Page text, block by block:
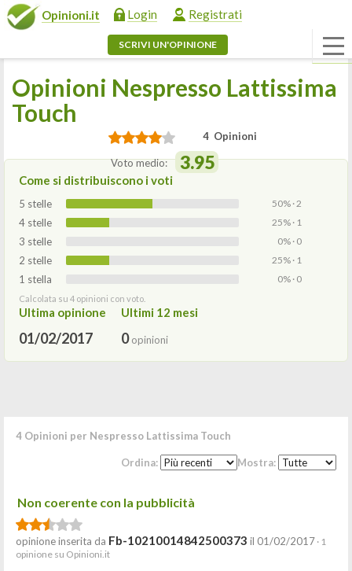
Opinioni.it Login Registrati
SCRIVI UN'OPINIONE
Opinioni Nespresso Lattissima
Touch
4 Opinioni
Voto medio: 3.95
Come si distribuiscono i voti
5 stelle 50% · 2
4 stelle 25% · 1
3 stelle 0% · 0
2 stelle 25% · 1
1 stella 0% · 0
Calcolata su 4 opinioni con voto.
Ultima opinione
01/02/2017
Ultimi 12 mesi
0opinioni
4 Opinioni per Nespresso Lattissima Touch
Ordina: Mostra:
Non coerente con la pubblicità
opinione inserita da Fb-10210014842500373 il 01/02/2017 · 1
opinione su Opinioni.it